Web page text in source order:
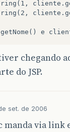
chegando
do JSP.
set. de 2006
manda via link